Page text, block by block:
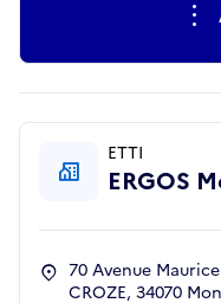
ETTI
ERGOS
70 Avenue
CROZE, 34070